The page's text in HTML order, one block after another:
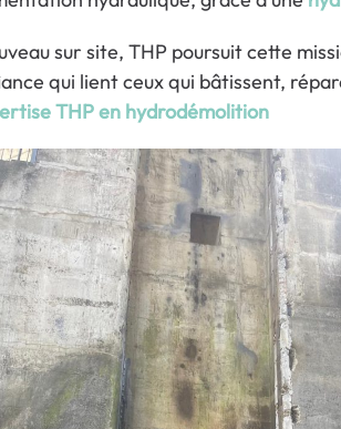
sur site, THP poursuit cette
qui lient ceux qui bâtissent,
THP en hydrodémolition